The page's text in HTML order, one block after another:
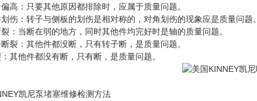
高：只要其他原因都排除时，应属于质量问题。
伤：转子与侧板的划伤是相对称的，对角划伤的现象应是质量问题。
：当断在弱的地方，同时其他件均完好时是轴的质量问题。
裂：其他件都没断，只有转子断，是质量问题。
其他件都没有断，只有断，是质量问题。
凯尼泵堵塞维修检测方法